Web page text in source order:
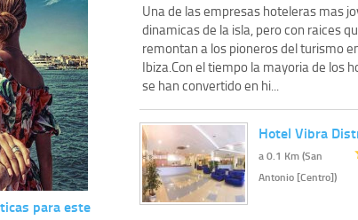
para este
Una de las empresas hoteleras mas
dinamicas de la isla, pero con raices
remontan a los pioneros del turismo
Ibiza.Con el tiempo la mayoria de los
se han convertido en hi...
Hotel Vibra
a 0.1 Km (San
Antonio [Centro])